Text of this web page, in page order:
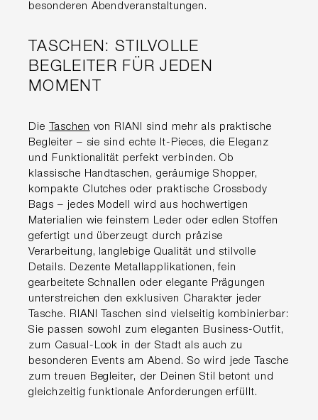
besonderen Abendveranstaltungen.
TASCHEN: STILVOLLE
BEGLEITER FÜR JEDEN
MOMENT
Die Taschen von RIANI sind mehr als praktische
Begleiter – sie sind echte It-Pieces, die Eleganz
und Funktionalität perfekt verbinden. Ob
klassische Handtaschen, geräumige Shopper,
kompakte Clutches oder praktische Crossbody
Bags – jedes Modell wird aus hochwertigen
Materialien wie feinstem Leder oder edlen Stoffen
gefertigt und überzeugt durch präzise
Verarbeitung, langlebige Qualität und stilvolle
Details. Dezente Metallapplikationen, fein
gearbeitete Schnallen oder elegante Prägungen
unterstreichen den exklusiven Charakter jeder
Tasche. RIANI Taschen sind vielseitig kombinierbar:
Sie passen sowohl zum eleganten Business-Outfit,
zum Casual-Look in der Stadt als auch zu
besonderen Events am Abend. So wird jede Tasche
zum treuen Begleiter, der Deinen Stil betont und
gleichzeitig funktionale Anforderungen erfüllt.